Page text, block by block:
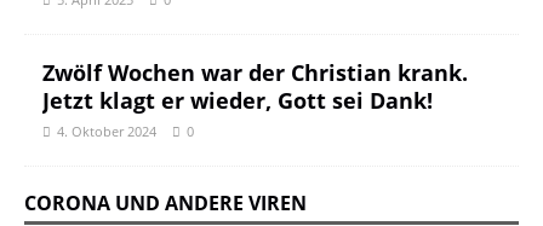
Zwölf Wochen war der Christian krank.
Jetzt klagt er wieder, Gott sei Dank!
4. Oktober 2024 0
CORONA UND ANDERE VIREN